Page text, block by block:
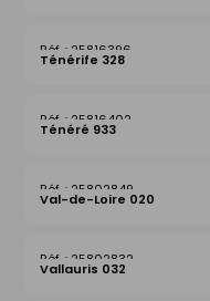
25816396
Ténérife 328
25816402
Ténéré 933
25802849
Val-de-Loire 020
25802832
Vallauris 032